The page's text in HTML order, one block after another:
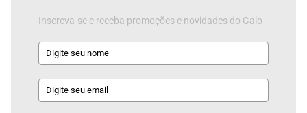
Inscreva-se e receba promoções e novidades do Galo